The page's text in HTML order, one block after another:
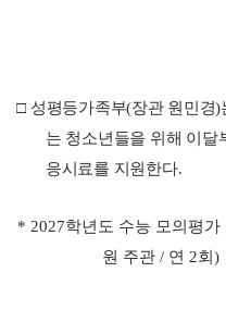
□ 성평등가족부(장관 원민경)
는 청소년들을 위해 이달
응시료를 지원한다.
* 2027학년도 수능 모의평가
원 주관 / 연 2회 )